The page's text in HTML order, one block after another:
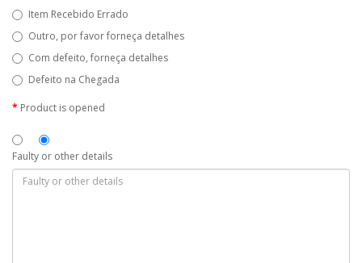
Item Recebido Errado
Outro, por favor forneça detalhes
Com defeito, forneça detalhes
Defeito na Chegada
Product is opened
Faulty or other details